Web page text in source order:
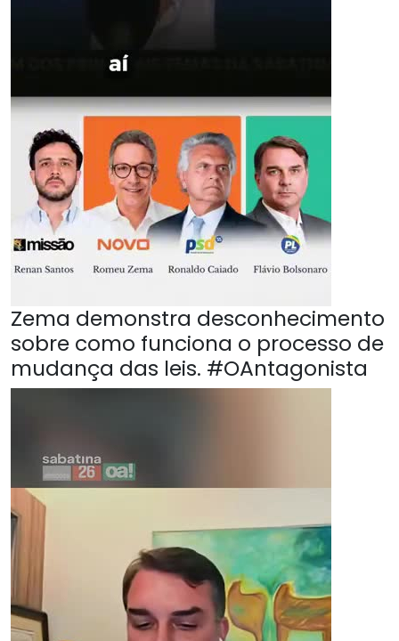
Zema demonstra desconhecimento
sobre como funciona o processo de
mudança das leis. #OAntagonista